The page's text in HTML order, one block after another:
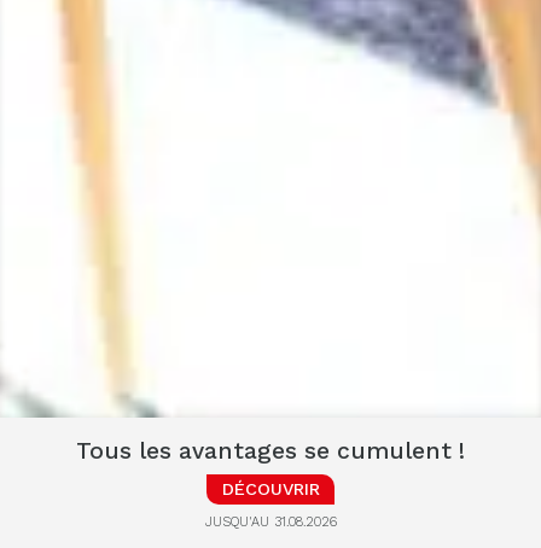
Tous les avantages se cumulent !
DÉCOUVRIR
JUSQU'AU 31.08.2026